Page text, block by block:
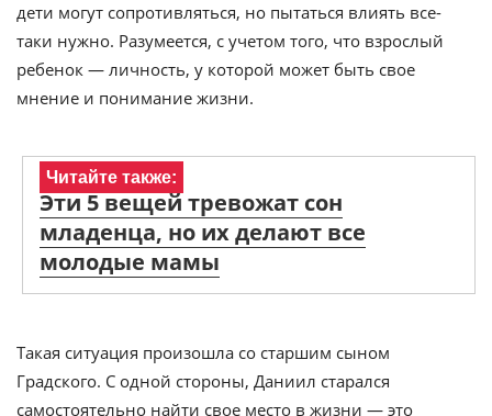
дети могут сопротивляться, но пытаться влиять все-
таки нужно. Разумеется, с учетом того, что взрослый
ребенок — личность, у которой может быть свое
мнение и понимание жизни.
Читайте также:
Эти 5 вещей тревожат сон
младенца, но их делают все
молодые мамы
Такая ситуация произошла со старшим сыном
Градского. С одной стороны, Даниил старался
самостоятельно найти свое место в жизни — это